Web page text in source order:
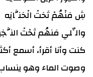
شِ مَنْهُمْ تَحَتْ الْحَنَّايَه
والِّلي مَنهُم تَحْتْ
كنت وأنا أقرأ، أسمع
وصوت الماء وهو